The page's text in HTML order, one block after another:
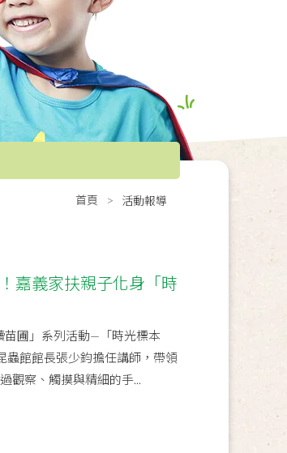
首頁 活動報導
嘉義家扶親子化身「時
圃」系列活動—「時光標本
蟲館館長張少鈞擔任講師，帶領
觀察、觸摸與精細的手...